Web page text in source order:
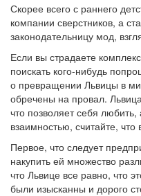
Скорее всего с раннего
компании сверстников, а
законодательницу мод,
Если вы страдаете
поискать кого-нибудь
о превращении Львицы в
обречены на провал.
что позволяет себя
взаимностью, считайте,
Первое, что следует
накупить ей множество
что Львице все равно, что
были изысканны и дорого